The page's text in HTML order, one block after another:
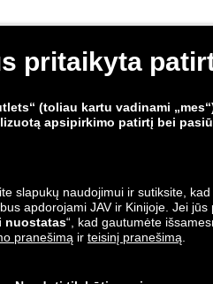
Lounge by Zalando